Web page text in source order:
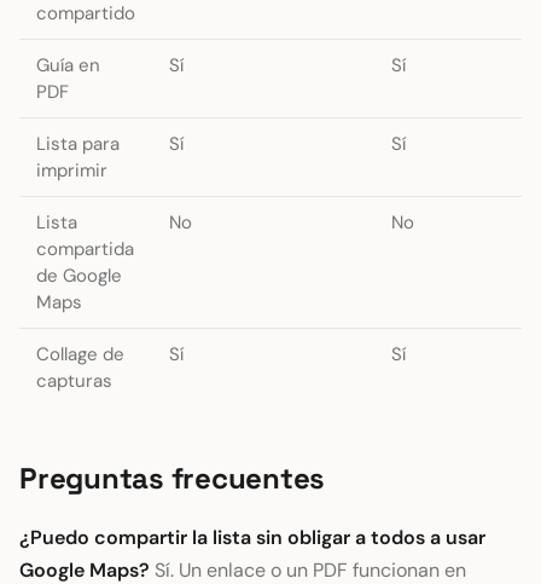
compartido
Guía en
PDF
Sí Sí
Lista para
imprimir
Sí Sí
Lista
compartida
de Google
Maps
No No
Collage de
capturas
Sí Sí
Preguntas frecuentes
¿Puedo compartir la lista sin obligar a todos a usar
Google Maps? Sí. Un enlace o un PDF funcionan en